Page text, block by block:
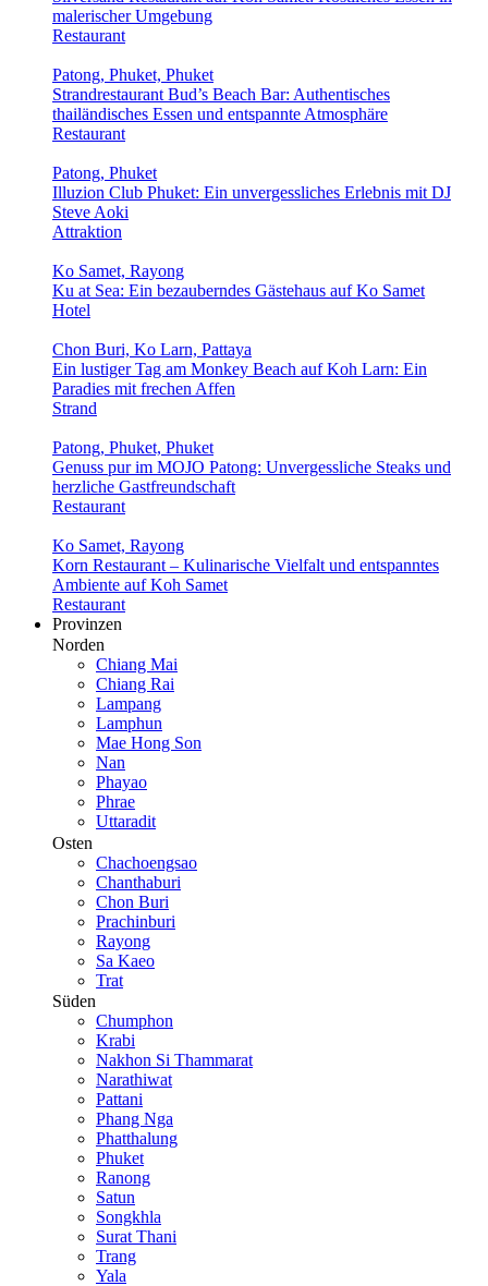
malerischer Umgebung
Restaurant
Patong, Phuket, Phuket
Strandrestaurant Bud’s Beach Bar: Authentisches
thailändisches Essen und entspannte Atmosphäre
Restaurant
Patong, Phuket
Illuzion Club Phuket: Ein unvergessliches Erlebnis mit DJ
Steve Aoki
Attraktion
Ko Samet, Rayong
Ku at Sea: Ein bezauberndes Gästehaus auf Ko Samet
Hotel
Chon Buri, Ko Larn, Pattaya
Ein lustiger Tag am Monkey Beach auf Koh Larn: Ein
Paradies mit frechen Affen
Strand
Patong, Phuket, Phuket
Genuss pur im MOJO Patong: Unvergessliche Steaks und
herzliche Gastfreundschaft
Restaurant
Ko Samet, Rayong
Korn Restaurant – Kulinarische Vielfalt und entspanntes
Ambiente auf Koh Samet
Restaurant
Provinzen
Norden
Chiang Mai
Chiang Rai
Lampang
Lamphun
Mae Hong Son
Nan
Phayao
Phrae
Uttaradit
Osten
Chachoengsao
Chanthaburi
Chon Buri
Prachinburi
Rayong
Sa Kaeo
Trat
Süden
Chumphon
Krabi
Nakhon Si Thammarat
Narathiwat
Pattani
Phang Nga
Phatthalung
Phuket
Ranong
Satun
Songkhla
Surat Thani
Trang
Yala